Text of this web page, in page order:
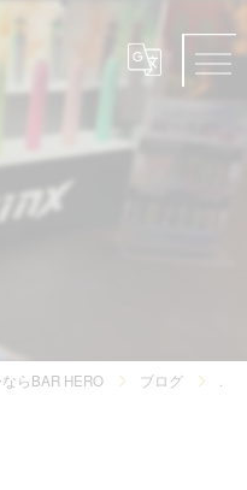
らBAR HERO ブログ